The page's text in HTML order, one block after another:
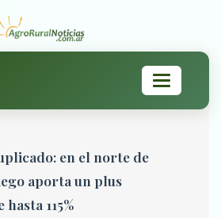
Toggle
navigation
en el norte de
aporta un plus
115%